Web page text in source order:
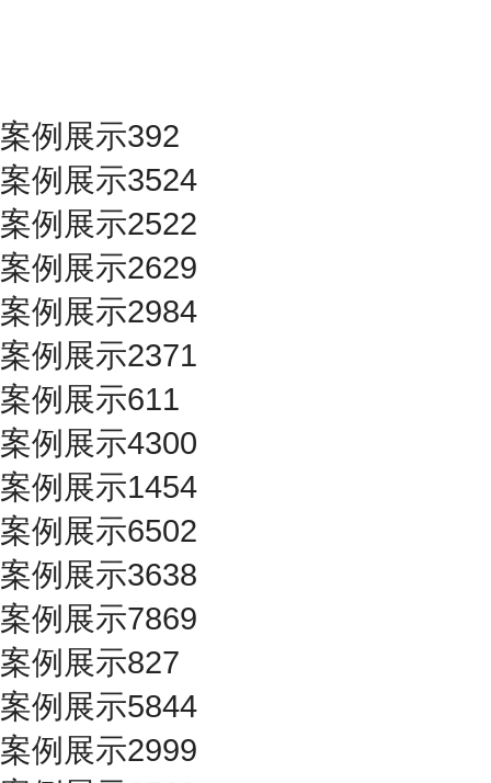
案例展示392
案例展示3524
案例展示2522
案例展示2629
案例展示2984
案例展示2371
案例展示611
案例展示4300
案例展示1454
案例展示6502
案例展示3638
案例展示7869
案例展示827
案例展示5844
案例展示2999